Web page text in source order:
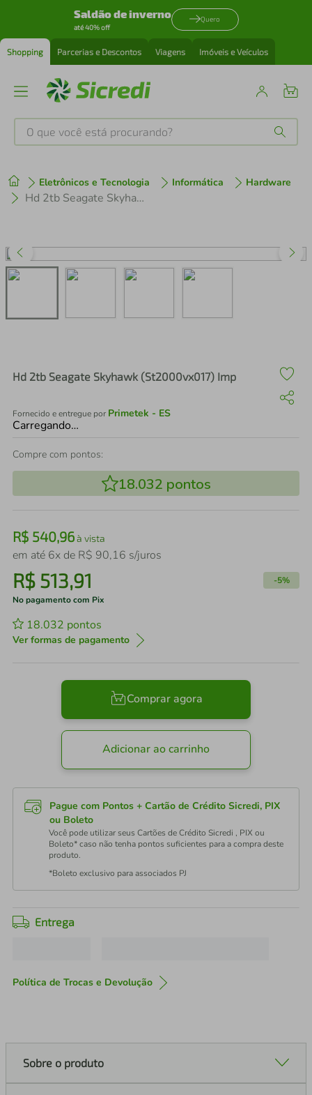
Saldão de inverno
até 40% off
Quero
Shopping Parcerias e Descontos Viagens Imóveis e Veículos
O que você está procurando?
Eletrônicos e Tecnologia Informática Hardware
Hd 2tb Seagate Skyhawk (St2000vx017) Imp
Hd 2tb Seagate Skyhawk (St2000vx017) Imp
Fornecido e entregue por Primetek - ES
Carregando…
Compre com pontos:
18.032 pontos
R$ 540,96à vista
em até 6x de R$ 90,16 s/juros
R$ 513,91 -5%
No pagamento com Pix
18.032 pontos
Ver formas de pagamento
Comprar agora
Adicionar ao carrinho
Pague com Pontos + Cartão de Crédito Sicredi, PIX
ou Boleto
Você pode utilizar seus Cartões de Crédito Sicredi , PIX ou
Boleto* caso não tenha pontos suficientes para a compra deste
produto.
*Boleto exclusivo para associados PJ
Entrega
Política de Trocas e Devolução
Sobre o produto
1 º tenis
perfume